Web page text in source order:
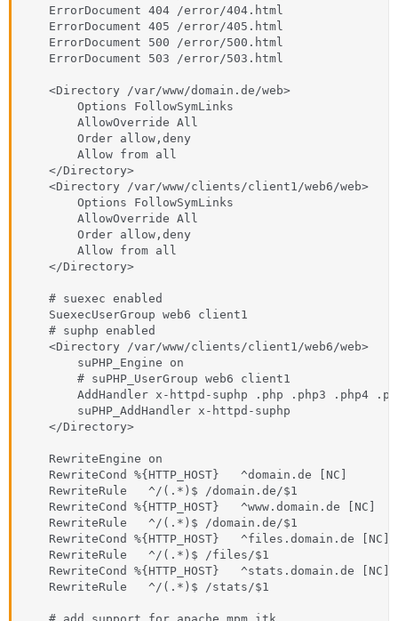
    ErrorDocument 404 /error/404.html
    ErrorDocument 405 /error/405.html
    ErrorDocument 500 /error/500.html
    ErrorDocument 503 /error/503.html
    <Directory /var/www/domain.de/web>
        Options FollowSymLinks
        AllowOverride All
        Order allow,deny
        Allow from all
    </Directory>
    <Directory /var/www/clients/client1/web6/web>
        Options FollowSymLinks
        AllowOverride All
        Order allow,deny
        Allow from all
    </Directory>
    # suexec enabled
    SuexecUserGroup web6 client1
    # suphp enabled
    <Directory /var/www/clients/client1/web6/web>
        suPHP_Engine on
        # suPHP_UserGroup web6 client1
AddHandler x-httpd-suphp .php .php3 .php4
        suPHP_AddHandler x-httpd-suphp
    </Directory>
    RewriteEngine on
    RewriteCond %{HTTP_HOST}   ^domain.de [NC]
    RewriteRule   ^/(.*)$ /domain.de/$1
    RewriteCond %{HTTP_HOST}   ^www.domain.de [NC]
    RewriteRule   ^/(.*)$ /domain.de/$1
    RewriteCond %{HTTP_HOST}   ^files.domain.de [NC]
    RewriteRule   ^/(.*)$ /files/$1
    RewriteCond %{HTTP_HOST}   ^stats.domain.de [NC]
    RewriteRule   ^/(.*)$ /stats/$1